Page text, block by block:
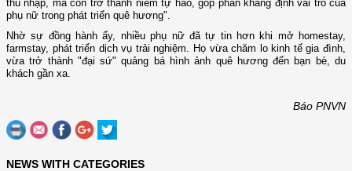
thu nhập, mà còn trở thành niềm tự hào, góp phần khẳng định vai trò của
phụ nữ trong phát triển quê hương".
Nhờ sự đồng hành ấy, nhiều phụ nữ đã tự tin hơn khi mở homestay,
farmstay, phát triển dịch vụ trải nghiệm. Họ vừa chăm lo kinh tế gia đình,
vừa trở thành "đại sứ" quảng bá hình ảnh quê hương đến bạn bè, du
khách gần xa.
Báo PNVN
NEWS WITH CATEGORIES